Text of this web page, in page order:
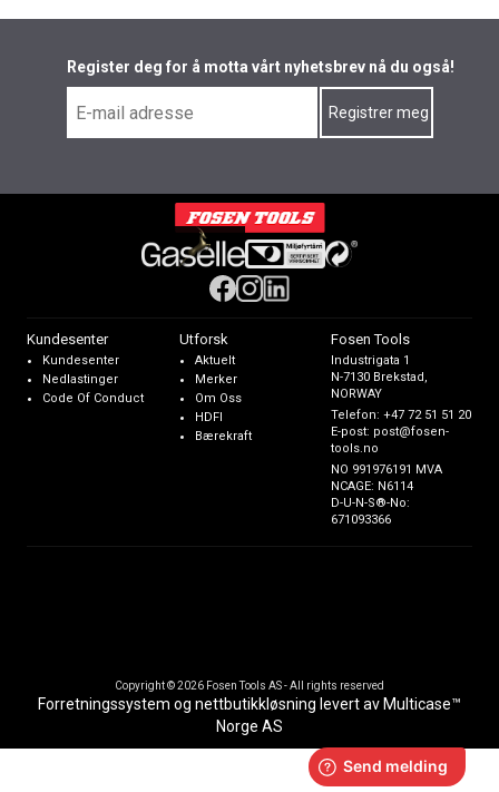
Register deg for å motta vårt nyhetsbrev nå du også!
Kundesenter
Kundesenter
Nedlastinger
Code Of Conduct
Utforsk
Aktuelt
Merker
Om Oss
HDFI
Bærekraft
Fosen Tools
Industrigata 1
N-7130 Brekstad,
NORWAY
Telefon:+47 72 51 51 20
E-post: post@fosen-
tools.no
NO 991976191 MVA
NCAGE: N6114
D-U-N-S®-No:
671093366
Copyright © 2026 Fosen Tools AS - All rights reserved
Forretningssystem og nettbutikkløsning levert av Multicase™
Norge AS